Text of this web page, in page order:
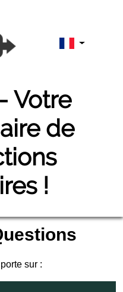
Votre
de
!
sur :